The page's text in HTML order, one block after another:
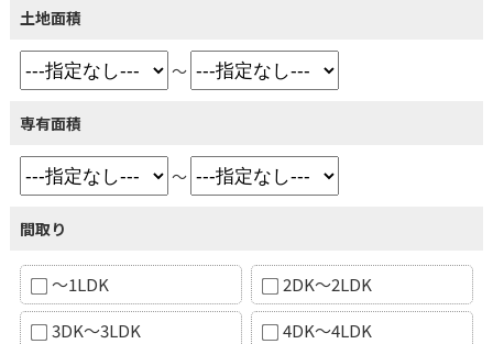
土地面積
～
専有面積
～
間取り
～1LDK
2DK～2LDK
3DK～3LDK
4DK～4LDK